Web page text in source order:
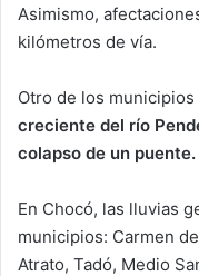
Asimismo,
kilómetros de vía.
Otro de los
creciente del río
colapso de un puente.
En Chocó, las lluvias
municipios: Carmen
Atrato, Tadó, Medio